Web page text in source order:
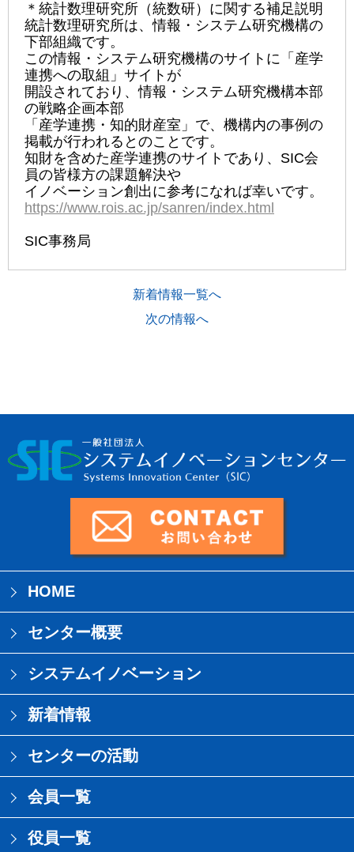
＊統計数理研究所（統数研）に関する補足説明
統計数理研究所は、情報・システム研究機構の
下部組織です。
この情報・システム研究機構のサイトに「産学
連携への取組」サイトが
開設されており、情報・システム研究機構本部
の戦略企画本部
「産学連携・知的財産室」で、機構内の事例の
掲載が行われるとのことです。
知財を含めた産学連携のサイトであり、SIC会
員の皆様方の課題解決や
イノベーション創出に参考になれば幸いです。
https://www.rois.ac.jp/sanren/index.html
SIC事務局
新着情報一覧へ
次の情報へ
HOME
センター概要
システムイノベーション
新着情報
センターの活動
会員一覧
役員一覧